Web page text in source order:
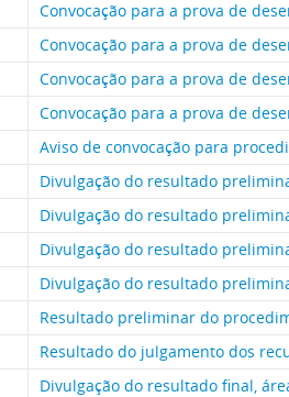
Convocação para a prova de
Convocação para a prova de
Convocação para a prova de
Convocação para a prova de
Aviso de convocação para
Divulgação do resultado
Divulgação do resultado
Divulgação do resultado
Divulgação do resultado
Resultado preliminar do
Resultado do julgamento dos
Divulgação do resultado final,